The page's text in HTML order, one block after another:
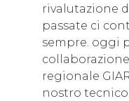
rivalutazione
passate ci
sempre. oggi
regionale
nostro